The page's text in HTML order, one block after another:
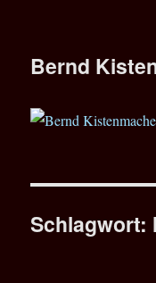
Bernd
Schlagwort: